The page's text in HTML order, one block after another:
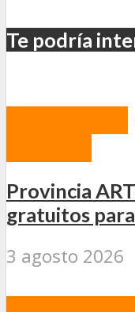
Te podría
Provincia
gratuitos
3 agosto 2026